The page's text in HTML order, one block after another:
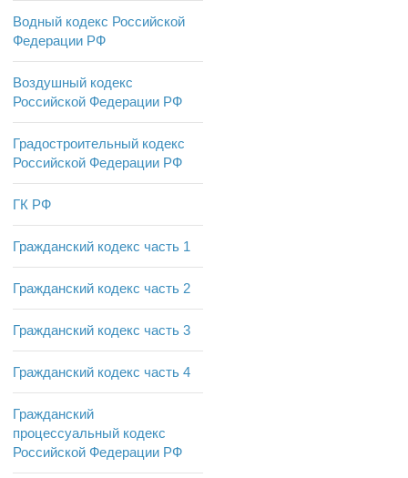
Водный кодекс Российской
Федерации РФ
Воздушный кодекс
Российской Федерации РФ
Градостроительный кодекс
Российской Федерации РФ
ГК РФ
Гражданский кодекс часть 1
Гражданский кодекс часть 2
Гражданский кодекс часть 3
Гражданский кодекс часть 4
Гражданский
процессуальный кодекс
Российской Федерации РФ